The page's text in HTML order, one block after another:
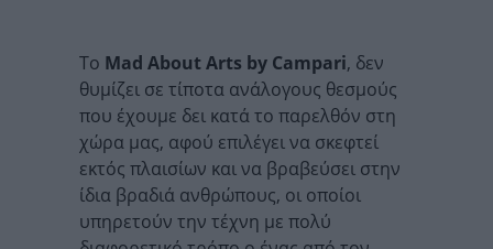
Το Mad About Arts by Campari, δεν
θυμίζει σε τίποτα ανάλογους θεσμούς
που έχουμε δει κατά το παρελθόν στη
χώρα μας, αφού επιλέγει να σκεφτεί
εκτός πλαισίων και να βραβεύσει στην
ίδια βραδιά ανθρώπους, οι οποίοι
υπηρετούν την τέχνη με πολύ